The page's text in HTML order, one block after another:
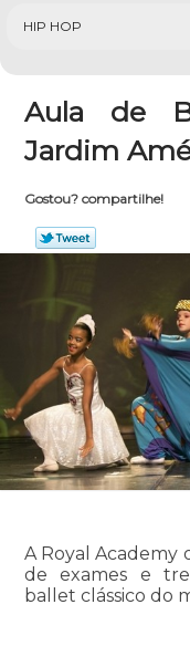
HIP HOP
Aula de
Jardim
Gostou? compartilhe!
A Royal Academy
de exames e
ballet clássico do